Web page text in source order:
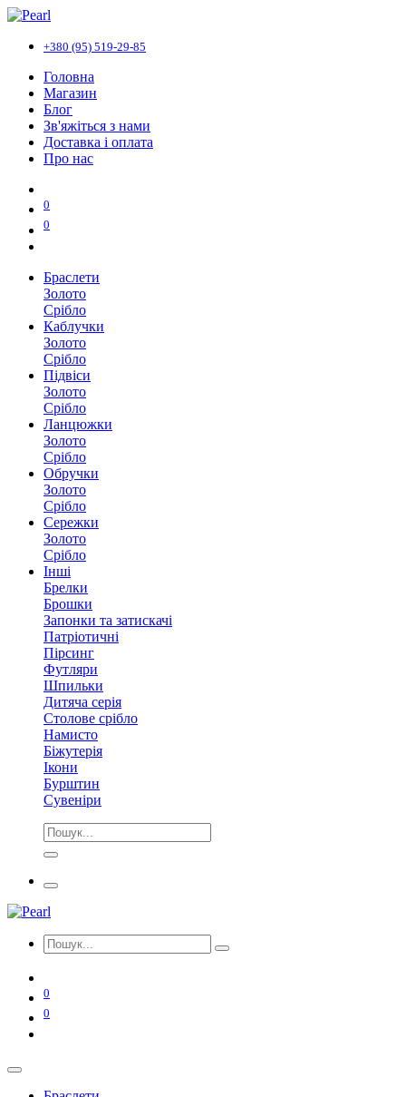
+380 (95) 519-29-85
Головна
Магазин
Блог
Зв'яжіться з нами
Доставка і оплата
Про нас
0
0
Браслети
Золото
Срібло
Каблучки
Золото
Срібло
Підвіси
Золото
Срібло
Ланцюжки
Золото
Срібло
Обручки
Золото
Срібло
Сережки
Золото
Срібло
Інші
Брелки
Брошки
Запонки та затискачі
Патріотичні
Пірсинг
Футляри
Шпильки
Дитяча серія
Столове срібло
Намисто
Біжутерія
Ікони
Бурштин
Сувеніри
0
0